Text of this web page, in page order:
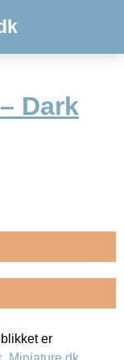
Dark
er